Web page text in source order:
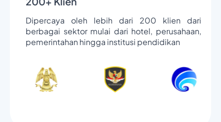
Dipercaya oleh lebih dari 200 klien dari
berbagai sektor mulai dari hotel, perusahaan,
pemerintahan hingga institusi pendidikan